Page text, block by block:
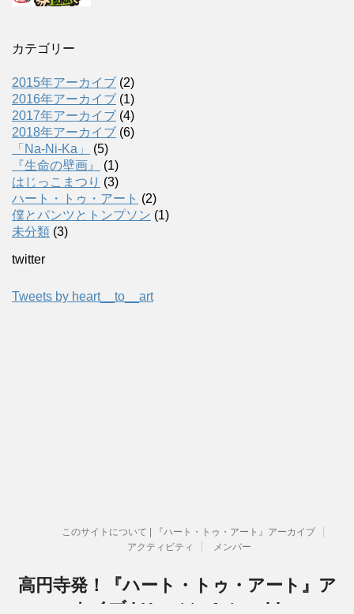
カテゴリー
2015年アーカイブ (2)
2016年アーカイブ (1)
2017年アーカイブ (4)
2018年アーカイブ (6)
「Na-Ni-Ka」
(5)
『生命の壁画』
(1)
はじっこまつり (3)
ハート・トゥ・アート (2)
僕とパンツとトンプソン (1)
未分類 (3)
twitter
Tweets by heart__to__art
このサイトについて | 『ハート・トゥ・アート』アーカイブ
アクティビティ
メンバー
高円寺発！『ハート・トゥ・アート』ア
ーカイブ | Heart to Art archive